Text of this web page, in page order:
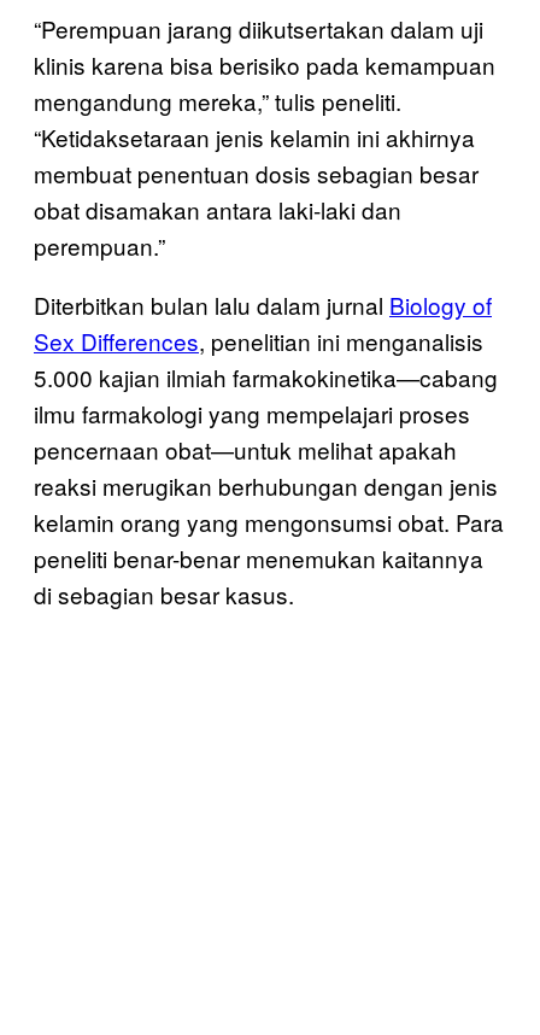
“Perempuan jarang diikutsertakan dalam uji
klinis karena bisa berisiko pada kemampuan
mengandung mereka,” tulis peneliti.
“Ketidaksetaraan jenis kelamin ini akhirnya
membuat penentuan dosis sebagian besar
obat disamakan antara laki-laki dan
perempuan.”
Diterbitkan bulan lalu dalam jurnal Biology of
Sex Differences, penelitian ini menganalisis
5.000 kajian ilmiah farmakokinetika—cabang
ilmu farmakologi yang mempelajari proses
pencernaan obat—untuk melihat apakah
reaksi merugikan berhubungan dengan jenis
kelamin orang yang mengonsumsi obat. Para
peneliti benar-benar menemukan kaitannya
di sebagian besar kasus.